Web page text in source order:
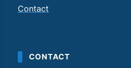
Contact
CONTACT